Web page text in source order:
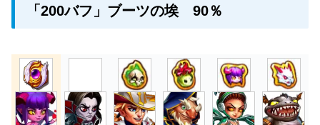
「200バフ」ブーツの埃 90％